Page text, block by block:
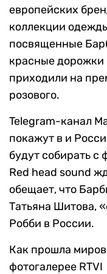
европейских
коллекции
посвященные
красные дорожки
приходили на
розового.
Telegram-канал
покажут в и
будут собирать с
Red head sound
обещает, что
Татьяна Шитова,
Робби в России.
Как прошла
фотогалерее RTVI